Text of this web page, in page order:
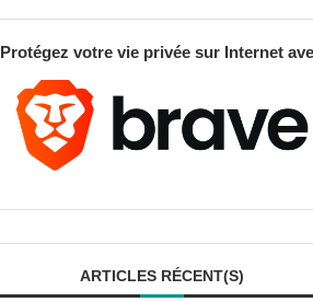
Protégez votre vie privée sur Internet
ARTICLES RÉCENT(S)